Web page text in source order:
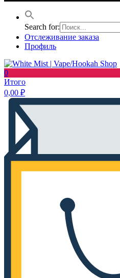
Search for:
Отслеживание заказа
Профиль
0
Итого
0,00 ₽